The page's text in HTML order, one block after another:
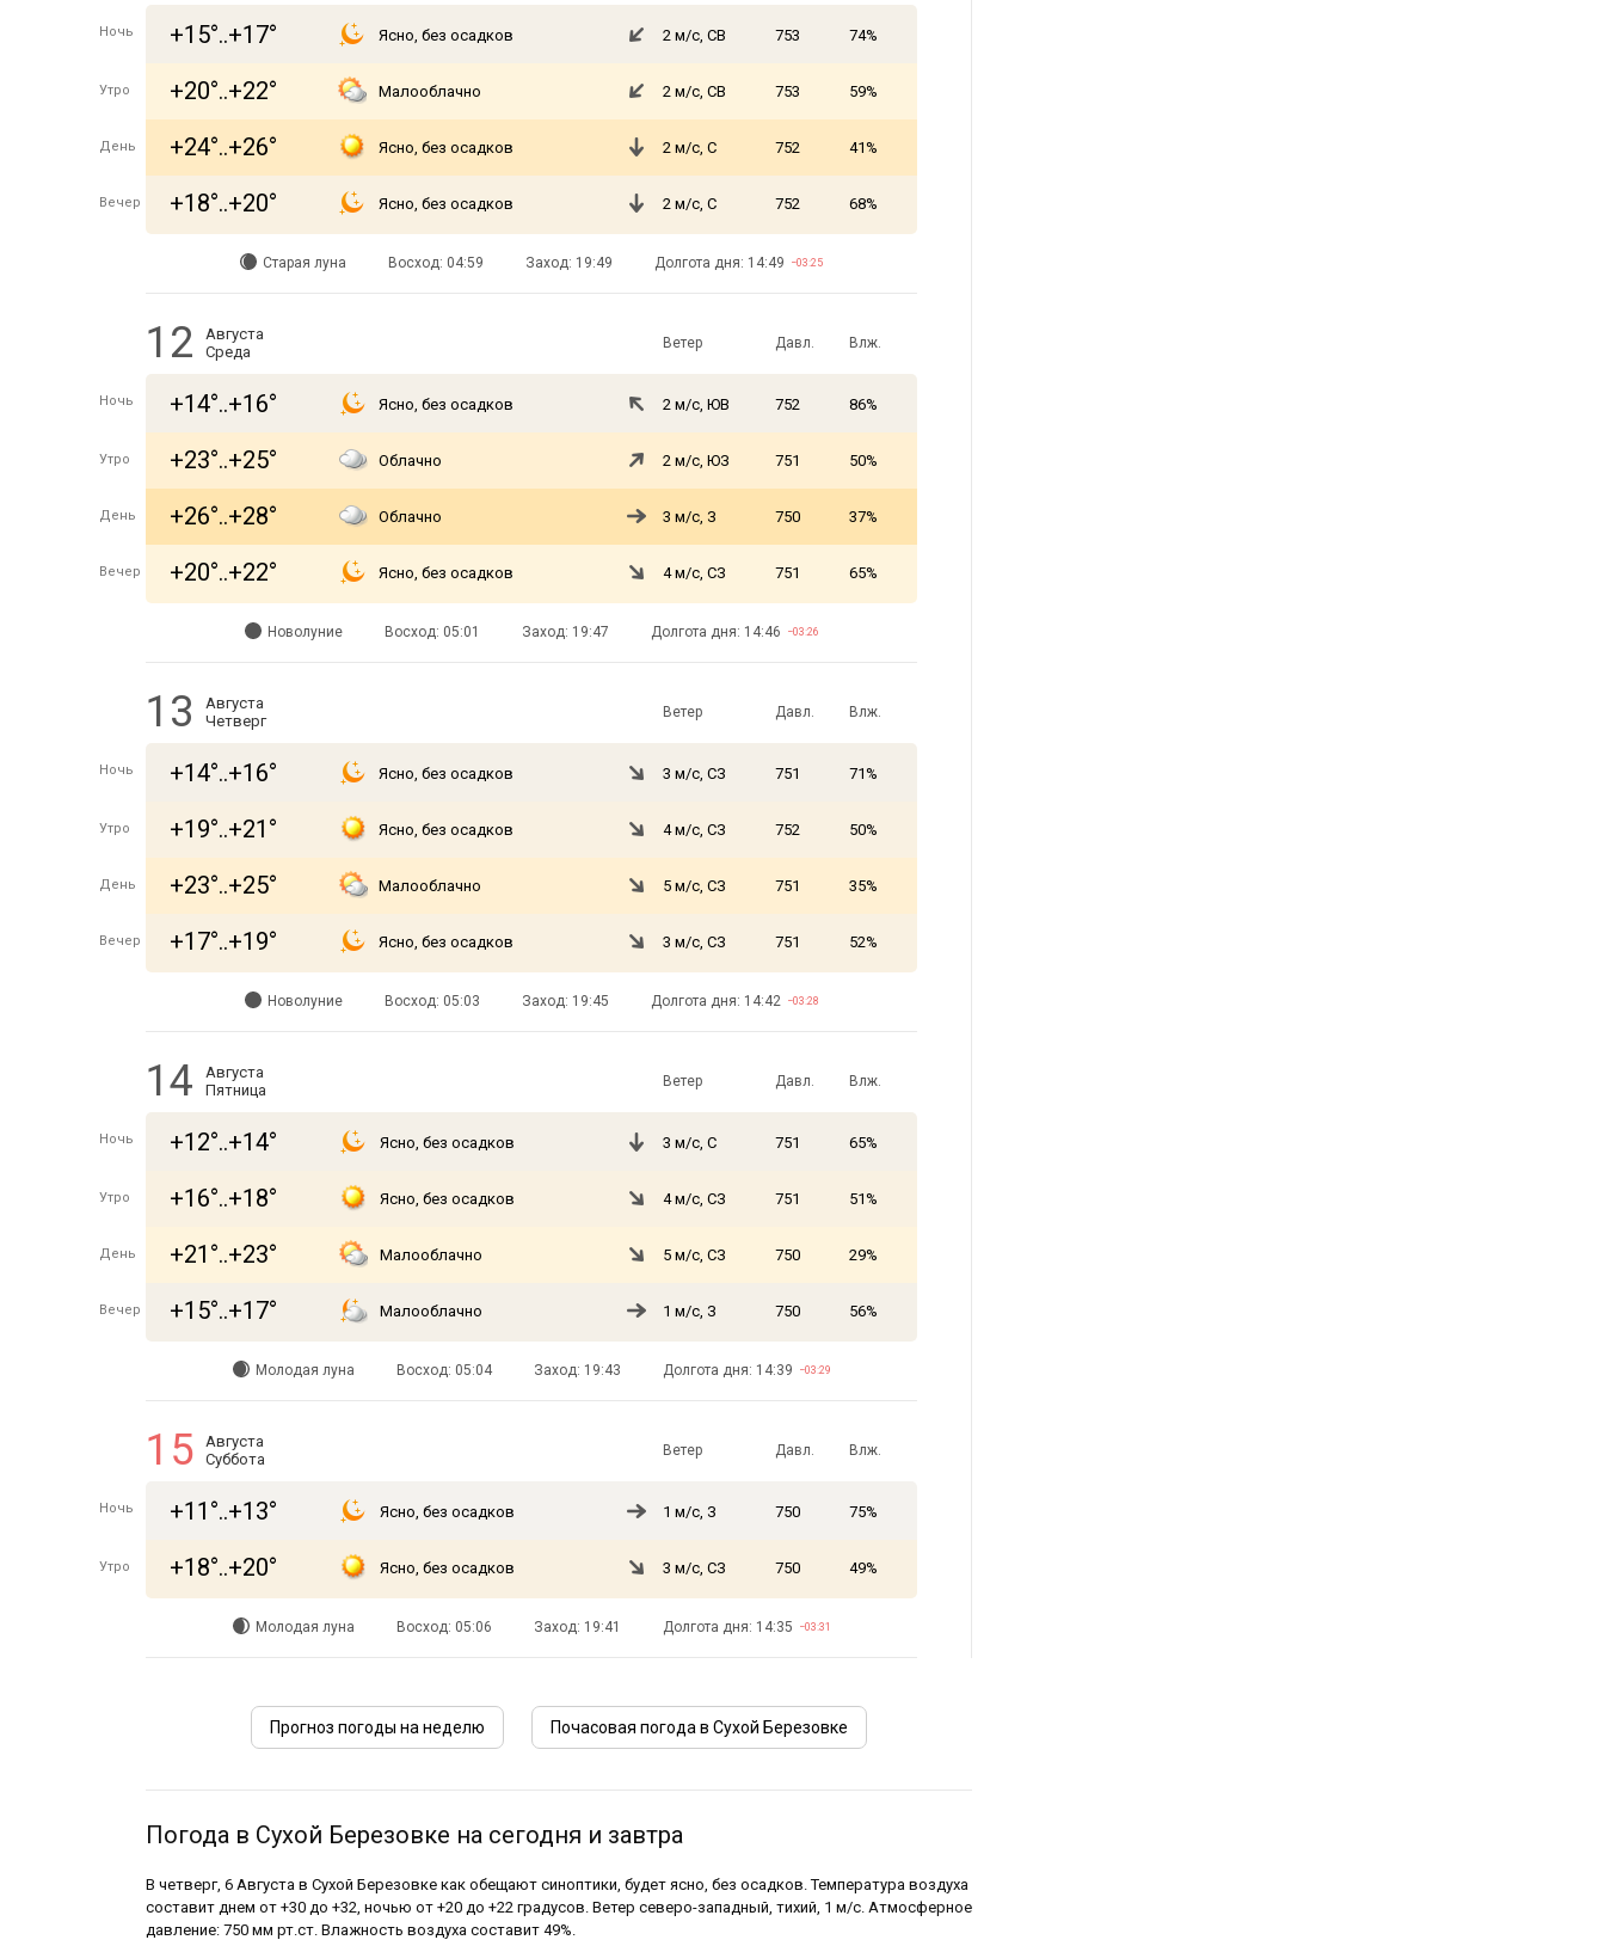
Ночь +15°..+17° Ясно, без осадков 2 м/с, СВ 753 74%
Утро +20°..+22° Малооблачно 2 м/с, СВ 753 59%
День +24°..+26° Ясно, без осадков 2 м/с, С 752 41%
Вечер +18°..+20° Ясно, без осадков 2 м/с, С 752 68%
Старая луна Восход: 04:59 Заход: 19:49 Долгота дня: 14:49 −03:25
12
Августа
Среда
Ветер Давл. Влж.
Ночь +14°..+16° Ясно, без осадков 2 м/с, ЮВ 752 86%
Утро +23°..+25° Облачно 2 м/с, ЮЗ 751 50%
День +26°..+28° Облачно 3 м/с, З 750 37%
Вечер +20°..+22° Ясно, без осадков 4 м/с, СЗ 751 65%
Новолуние Восход: 05:01 Заход: 19:47 Долгота дня: 14:46 −03:26
13
Августа
Четверг
Ветер Давл. Влж.
Ночь +14°..+16° Ясно, без осадков 3 м/с, СЗ 751 71%
Утро +19°..+21° Ясно, без осадков 4 м/с, СЗ 752 50%
День +23°..+25° Малооблачно 5 м/с, СЗ 751 35%
Вечер +17°..+19° Ясно, без осадков 3 м/с, СЗ 751 52%
Новолуние Восход: 05:03 Заход: 19:45 Долгота дня: 14:42 −03:28
14
Августа
Пятница
Ветер Давл. Влж.
Ночь +12°..+14° Ясно, без осадков 3 м/с, С 751 65%
Утро +16°..+18° Ясно, без осадков 4 м/с, СЗ 751 51%
День +21°..+23° Малооблачно 5 м/с, СЗ 750 29%
Вечер +15°..+17° Малооблачно 1 м/с, З 750 56%
Молодая луна Восход: 05:04 Заход: 19:43 Долгота дня: 14:39 −03:29
15
Августа
Суббота
Ветер Давл. Влж.
Ночь +11°..+13° Ясно, без осадков 1 м/с, З 750 75%
Утро +18°..+20° Ясно, без осадков 3 м/с, СЗ 750 49%
Молодая луна Восход: 05:06 Заход: 19:41 Долгота дня: 14:35 −03:31
Прогноз погоды на неделю Почасовая погода в Сухой Березовке
Погода в Сухой Березовке на сегодня и завтра
В четверг, 6 Августа в Сухой Березовке как обещают синоптики, будет ясно, без осадков. Температура воздуха
составит днем от +30 до +32, ночью от +20 до +22 градусов. Ветер северо-западный, тихий, 1 м/с. Атмосферное
давление: 750 мм рт.ст. Влажность воздуха составит 49%.